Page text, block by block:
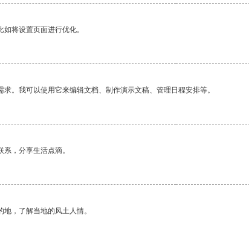
将设置页面进行优化。
。我可以使用它来编辑文档、制作演示文稿、管理日程安排等。
，分享生活点滴。
，了解当地的风土人情。